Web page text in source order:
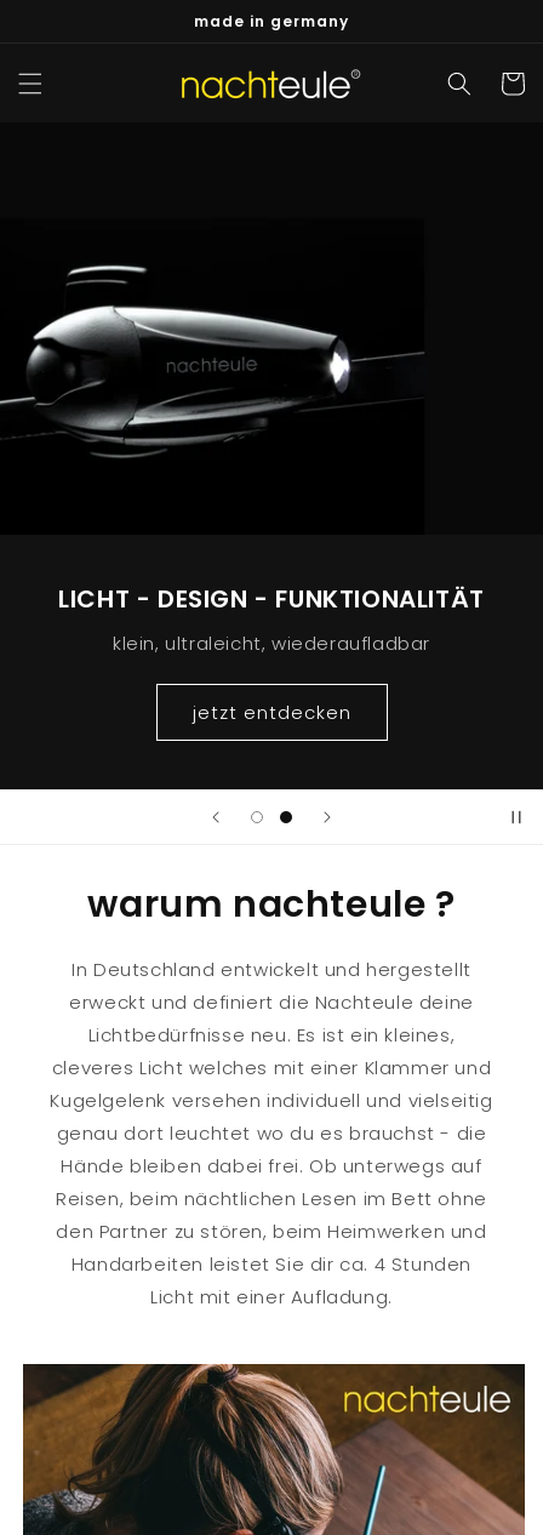
made in germany
LICHT - DESIGN - FUNKTIONALITÄT
klein, ultraleicht, wiederaufladbar
jetzt entdecken
warum nachteule ?
In Deutschland entwickelt und hergestellt
erweckt und definiert die Nachteule deine
Lichtbedürfnisse neu. Es ist ein kleines,
cleveres Licht welches mit einer Klammer und
Kugelgelenk versehen individuell und vielseitig
genau dort leuchtet wo du es brauchst - die
Hände bleiben dabei frei. Ob unterwegs auf
Reisen, beim nächtlichen Lesen im Bett ohne
den Partner zu stören, beim Heimwerken und
Handarbeiten leistet Sie dir ca. 4 Stunden
Licht mit einer Aufladung.